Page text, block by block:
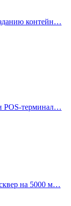
контейн…
POS-терминал…
на 5000 м…